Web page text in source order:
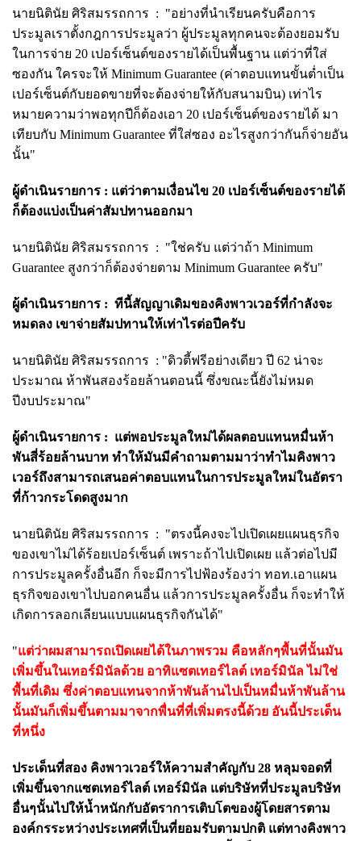
นายนิตินัย ศิริสมรรถการ : "อย่างที่นำเรียนครับคือการ
ประมูลเราตั้งกฎการประมูลว่า ผู้ประมูลทุกคนจะต้องยอมรับ
ในการจ่าย 20 เปอร์เซ็นต์ของรายได้เป็นพื้นฐาน แต่ว่าที่ใส่
ซองกัน ใครจะให้ Minimum Guarantee (ค่าตอบแทนขั้นต่ำเป็น
เปอร์เซ็นต์กับยอดขายที่จะต้องจ่ายให้กับสนามบิน) เท่าไร
หมายความว่าพอทุกปีก็ต้องเอา 20 เปอร์เซ็นต์ของรายได้ มา
เทียบกับ Minimum Guarantee ที่ใส่ซอง อะไรสูงกว่ากันก็จ่ายอัน
นั้น"
ผู้ดำเนินรายการ : แต่ว่าตามเงื่อนไข 20 เปอร์เซ็นต์ของรายได้
ก็ต้องแบ่งเป็นค่าสัมปทานออกมา
นายนิตินัย ศิริสมรรถการ : "ใช่ครับ แต่ว่าถ้า Minimum
Guarantee สูงกว่าก็ต้องจ่ายตาม Minimum Guarantee ครับ"
ผู้ดำเนินรายการ : ทีนี้สัญญาเดิมของคิงพาวเวอร์ที่กำลังจะ
หมดลง เขาจ่ายสัมปทานให้เท่าไรต่อปีครับ
นายนิตินัย ศิริสมรรถการ : "ดิวตี้ฟรีอย่างเดียว ปี 62 น่าจะ
ประมาณ ห้าพันสองร้อยล้านตอนนี้ ซึ่งขณะนี้ยังไม่หมด
ปีงบประมาณ"
ผู้ดำเนินรายการ : แต่พอประมูลใหม่ได้ผลตอบแทนหมื่นห้า
พันสี่ร้อยล้านบาท ทำให้มันมีคำถามตามมาว่าทำไมคิงพาว
เวอร์ถึงสามารถเสนอค่าตอบแทนในการประมูลใหม่ในอัตรา
ที่ก้าวกระโดดสูงมาก
นายนิตินัย ศิริสมรรถการ : "ตรงนี้คงจะไปเปิดเผยแผนธุรกิจ
ของเขาไม่ได้ร้อยเปอร์เซ็นต์ เพราะถ้าไปเปิดเผย แล้วต่อไปมี
การประมูลครั้งอื่นอีก ก็จะมีการไปฟ้องร้องว่า ทอท.เอาแผน
ธุรกิจของเขาไปบอกคนอื่น แล้วการประมูลครั้งอื่น ก็จะทำให้
เกิดการลอกเลียนแบบแผนธุรกิจกันได้"
"แต่ว่าผมสามารถเปิดเผยได้ในภาพรวม คือหลักๆพื้นที่นั้นมัน
เพิ่มขึ้นในเทอร์มินัลด้วย อาทิแซตเทอร์ไลต์ เทอร์มินัล ไม่ใช่
พื้นที่เดิม ซึ่งค่าตอบแทนจากห้าพันล้านไปเป็นหมื่นห้าพันล้าน
นั้นมันก็เพิ่มขึ้นตามมาจากพื่นที่ที่เพิ่มตรงนี้ด้วย อันนี้ประเด็น
ที่หนึ่ง
ประเด็นที่สอง คิงพาวเวอร์ให้ความสำคัญกับ 28 หลุมจอดที่
เพิ่มขึ้นจากแซตเทอร์ไลต์ เทอร์มินัล แต่บริษัทที่ประมูลบริษัท
อื่นๆนั้นไปให้น้ำหนักกับอัตราการเติบโตของผู้โดยสารตาม
องค์กรระหว่างประเทศที่เป็นที่ยอมรับตามปกติ แต่ทางคิงพาว